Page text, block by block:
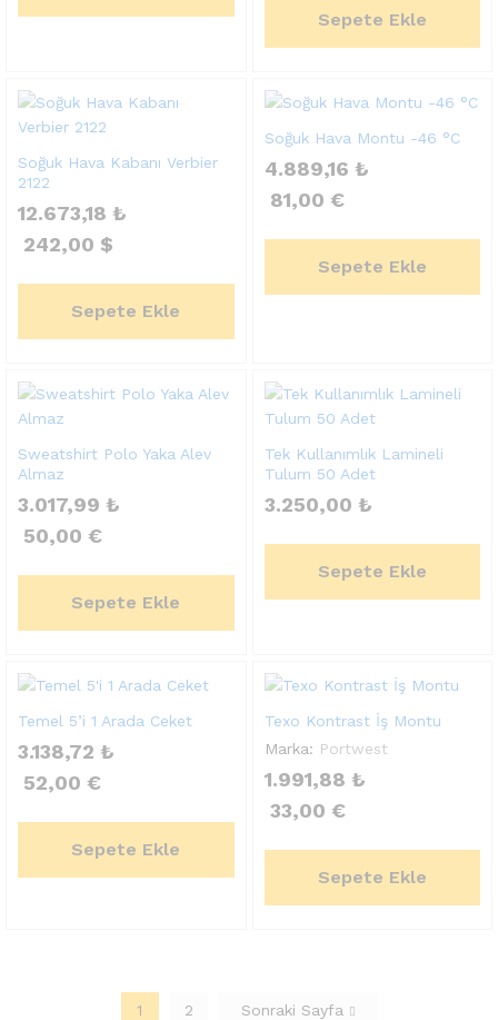
Sepete Ekle
Soğuk Hava Kabanı Verbier
2122
12.673,18 ₺
242,00 $
Sepete Ekle
Soğuk Hava Montu -46 °C
4.889,16 ₺
81,00 €
Sepete Ekle
Sweatshirt Polo Yaka Alev
Almaz
3.017,99 ₺
50,00 €
Sepete Ekle
Tek Kullanımlık Lamineli
Tulum 50 Adet
3.250,00 ₺
Sepete Ekle
Temel 5’i 1 Arada Ceket
3.138,72 ₺
52,00 €
Sepete Ekle
Texo Kontrast İş Montu
Marka: Portwest
1.991,88 ₺
33,00 €
Sepete Ekle
1 2 Sonraki Sayfa